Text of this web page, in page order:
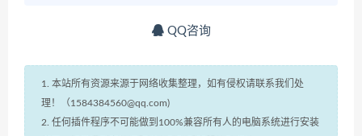
QQ咨询
1. 本站所有资源来源于网络收集整理，如有侵权请联系我们处
理！（1584384560@qq.com)
2. 任何插件程序不可能做到100%兼容所有人的电脑系统进行安装